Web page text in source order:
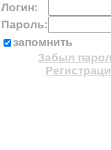
Логин:
Пароль:
запомнить
Забыл